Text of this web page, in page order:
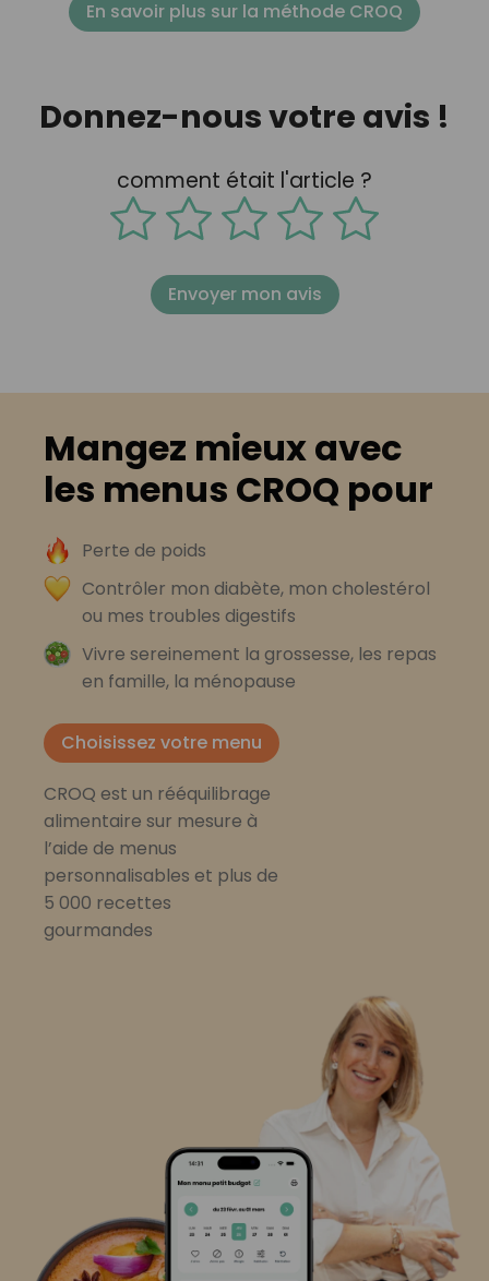
En savoir plus sur la méthode CROQ
Donnez-nous votre avis !
comment était l'article ?
Envoyer mon avis
Mangez mieux avec
les menus CROQ pour
Perte de poids
Contrôler mon diabète, mon cholestérol
ou mes troubles digestifs
Vivre sereinement la grossesse, les repas
en famille, la ménopause
Choisissez votre menu
CROQ est un rééquilibrage
alimentaire sur mesure à
l’aide de menus
personnalisables et plus de
5 000 recettes
gourmandes